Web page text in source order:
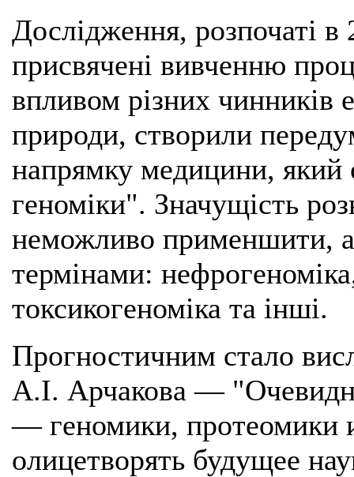
Дослідження, розпочаті в
присвячені вивченню
впливом різних чинників
природи, створили
напрямку медицини, який
геноміки". Значущість
неможливо применшити,
термінами:
токсикогеноміка та інші.
Прогностичним стало
А.І. Арчакова —
— геномики, протеомики
олицетворять будущее